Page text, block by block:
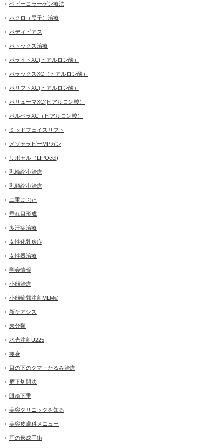
ベビーコラーゲン療法
ホクロ（黒子）治療
ボディピアス
ボトックス治療
ボライトXC(ヒアルロン酸）
ボラックスXC（ヒアルロン酸）
ボリフトXC(ヒアルロン酸）
ボリューマXC(ヒアルロン酸）
ボルベラXC（ヒアルロン酸）
ミッドフェイスリフト
メソセラピーMPガン
リポセル（LIPOcel)
乳輪縮小治療
乳頭縮小治療
二重まぶた
垂れ目形成
多汗症治療
女性化乳房症
女性器治療
学会情報
小顔治療
小顔輪郭注射MLM®
新ケアシス
未分類
水光注射U225
痩身
目の下のクマ・たるみ治療
眉下切開法
眼瞼下垂
美容クリニックを知る
美容皮膚科メニュー
耳の形成手術